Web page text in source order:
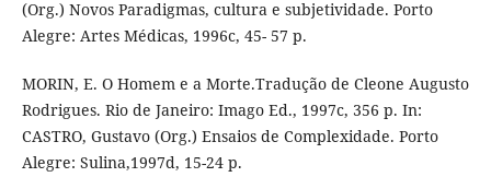
(Org.) Novos Paradigmas, cultura e subjetividade. Porto
Alegre: Artes Médicas, 1996c, 45- 57 p.
MORIN, E. O Homem e a Morte.Tradução de Cleone Augusto
Rodrigues. Rio de Janeiro: Imago Ed., 1997c, 356 p. In:
CASTRO, Gustavo (Org.) Ensaios de Complexidade. Porto
Alegre: Sulina,1997d, 15-24 p.